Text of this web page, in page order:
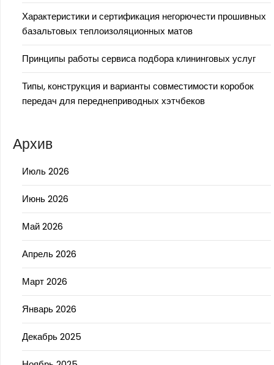
Характеристики и сертификация негорючести прошивных
базальтовых теплоизоляционных матов
Принципы работы сервиса подбора клининговых услуг
Типы, конструкция и варианты совместимости коробок
передач для переднеприводных хэтчбеков
Архив
Июль 2026
Июнь 2026
Май 2026
Апрель 2026
Март 2026
Январь 2026
Декабрь 2025